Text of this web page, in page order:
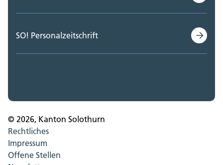
SO! Personalzeitschrift
© 2026, Kanton Solothurn
Rechtliches
Impressum
Offene Stellen